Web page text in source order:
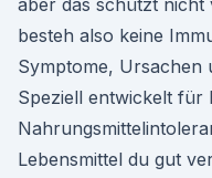
aber das schützt nicht
besteh also keine
Symptome, Ursachen
Speziell entwickelt für
Lebensmittel du gut